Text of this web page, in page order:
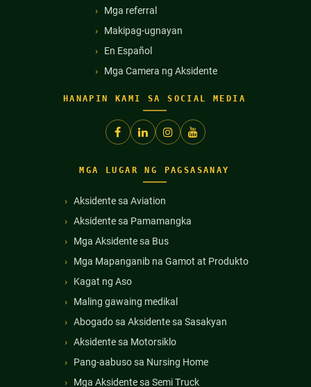
Mga referral
Makipag-ugnayan
En Español
Mga Camera ng Aksidente
HANAPIN KAMI SA SOCIAL MEDIA
MGA LUGAR NG PAGSASANAY
Aksidente sa Aviation
Aksidente sa Pamamangka
Mga Aksidente sa Bus
Mga Mapanganib na Gamot at Produkto
Kagat ng Aso
Maling gawaing medikal
Abogado sa Aksidente sa Sasakyan
Aksidente sa Motorsiklo
Pang-aabuso sa Nursing Home
Mga Aksidente sa Semi Truck